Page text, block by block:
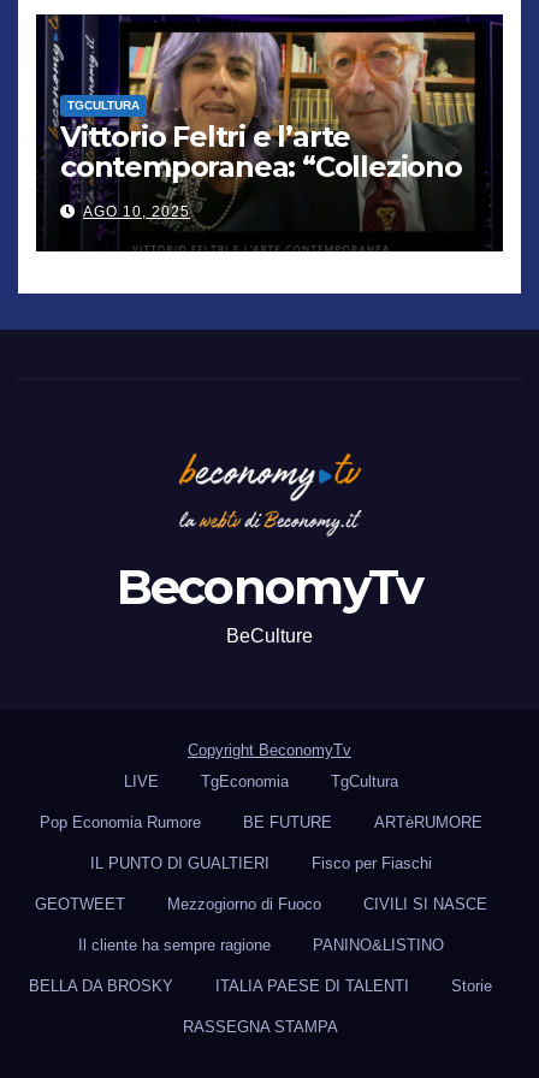
TGCULTURA
Vittorio Feltri e l’arte
contemporanea: “Colleziono
De Chirico. Cattelan? Un
genio”
AGO 10, 2025
BeconomyTv
BeCulture
Copyright BeconomyTv
LIVE
TgEconomia TgCultura
Pop Economia Rumore BE FUTURE ARTèRUMORE
IL PUNTO DI GUALTIERI Fisco per Fiaschi
GEOTWEET Mezzogiorno di Fuoco CIVILI SI NASCE
Il cliente ha sempre ragione PANINO&LISTINO
BELLA DA BROSKY ITALIA PAESE DI TALENTI Storie
RASSEGNA STAMPA